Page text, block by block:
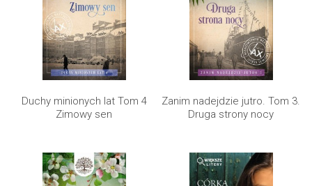
Duchy minionych lat Tom 4
Zimowy sen
Zanim nadejdzie jutro. Tom 3.
Druga strony nocy